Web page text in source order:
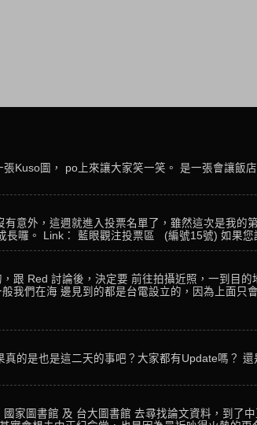
Kuso圖， po上來讓大家笑一笑。 是一張會讓飯
意外，這週就進入投票名單了，雖然這次是我的
長囉。 Link： 藍眼觀注投票區 (編號15號) 如果您
跟 Red 討論後，決定要 前往拍攝近照，一到目的
我們在海 邊見到的都是台電設立的，因為上面只
的是也是這二天的事吧？大家都有Update嗎？
家圖書館 及 台大圖書館 去尋找論文資料，到了